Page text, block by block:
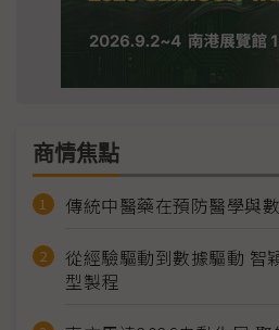
商情焦點
傳統中醫藥在預防醫學與
從經驗驅動到數據驅動 智
型製程